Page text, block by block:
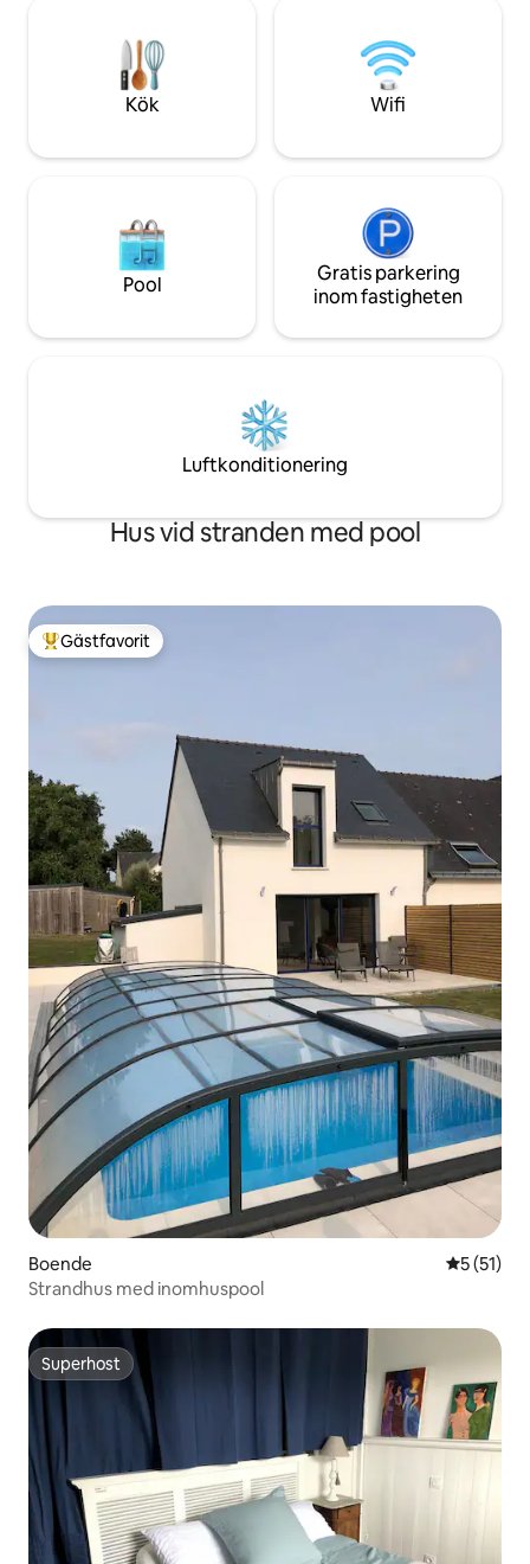
kommer med glädje att välkomna dig,
visa dig runt och dela några bra lokala
trädklättring,
Kök Wifi
Pool
Gratis parkering
inom fastigheten
Luftkonditionering
Hus vid stranden med pool
Populär gästfavorit
Gästfavorit
Boende 5 av 5 i
5 (51)
Strandhus med inomhuspool
Superhost
Superhost